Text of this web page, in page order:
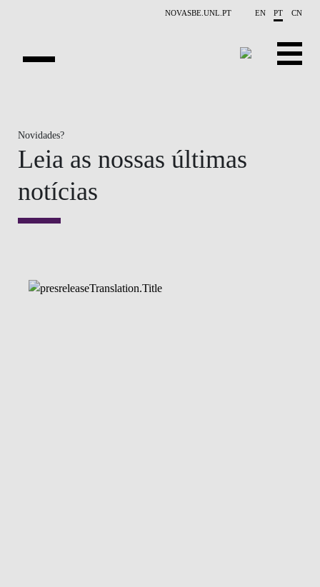
NOVASBE.UNL.PT EN PT CN
EDUCAÇÃO
FINANCE PHD EVENTS
INVESTIGAÇÃO
Novidades?
Leia as nossas últimas
notícias